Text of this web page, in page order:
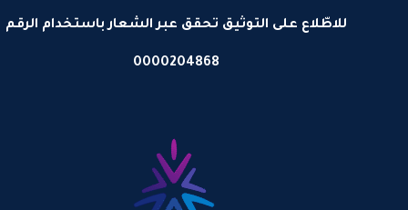
للاطّلاع على التوثيق تحقق عبر الشعار باستخدام الرقم
0000204868